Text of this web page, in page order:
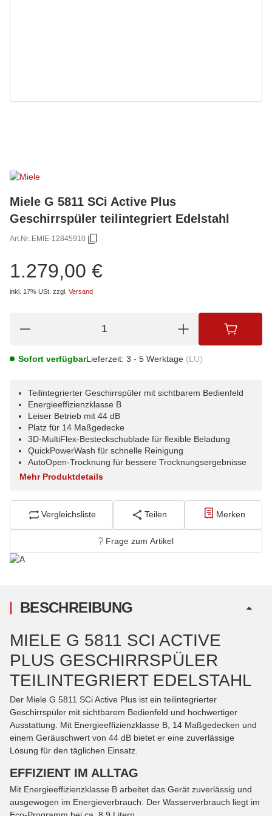
Miele G 5811 SCi Active Plus
Geschirrspüler teilintegriert Edelstahl
Art.Nr.:EMIE-12845910
1.279,00 €
inkl. 17% USt. zzgl. Versand
Sofort verfügbarLieferzeit: 3 - 5 Werktage (LU)
Teilintegrierter Geschirrspüler mit sichtbarem Bedienfeld
Energieeffizienzklasse B
Leiser Betrieb mit 44 dB
Platz für 14 Maßgedecke
3D-MultiFlex-Besteckschublade für flexible Beladung
QuickPowerWash für schnelle Reinigung
AutoOpen-Trocknung für bessere Trocknungsergebnisse
Mehr Produktdetails
Vergleichsliste Teilen Merken
Frage zum Artikel
BESCHREIBUNG
MIELE G 5811 SCI ACTIVE
PLUS GESCHIRRSPÜLER
TEILINTEGRIERT EDELSTAHL
Der Miele G 5811 SCi Active Plus ist ein teilintegrierter
Geschirrspüler mit sichtbarem Bedienfeld und hochwertiger
Ausstattung. Mit Energieeffizienzklasse B, 14 Maßgedecken und
einem Geräuschwert von 44 dB bietet er eine zuverlässige
Lösung für den täglichen Einsatz.
EFFIZIENT IM ALLTAG
Mit Energieeffizienzklasse B arbeitet das Gerät zuverlässig und
ausgewogen im Energieverbrauch. Der Wasserverbrauch liegt im